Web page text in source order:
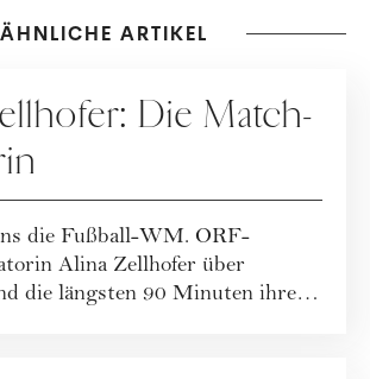
ÄHNLICHE ARTIKEL
Die Match-
die Fußball-WM. ORF-
Alina Zellhofer über
die längsten 90 Minuten ihres